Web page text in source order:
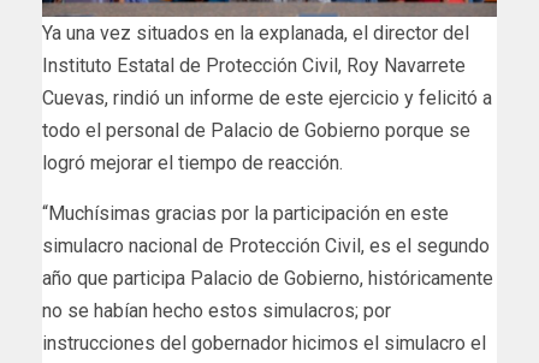
Ya una vez situados en la explanada, el director del
Instituto Estatal de Protección Civil, Roy Navarrete
Cuevas, rindió un informe de este ejercicio y felicitó a
todo el personal de Palacio de Gobierno porque se
logró mejorar el tiempo de reacción.
“Muchísimas gracias por la participación en este
simulacro nacional de Protección Civil, es el segundo
año que participa Palacio de Gobierno, históricamente
no se habían hecho estos simulacros; por
instrucciones del gobernador hicimos el simulacro el